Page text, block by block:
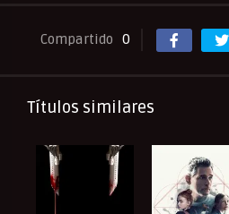
Compartido 0
Títulos similares